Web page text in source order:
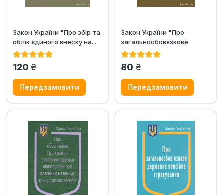
Закон України "Про збір та
облік єдиного внеску на...
120 грн.
Закон України "Про
загальнообовязкове
державне соціальне...
80 грн.